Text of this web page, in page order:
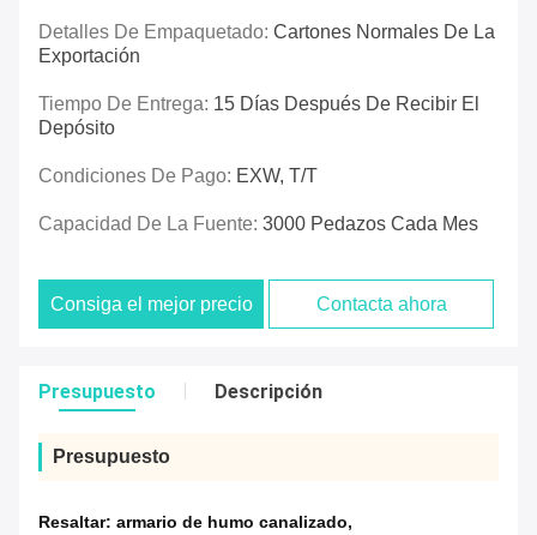
Detalles De Empaquetado: Cartones Normales De La
Exportación
Tiempo De Entrega: 15 Días Después De Recibir El
Depósito
Condiciones De Pago: EXW, T/T
Capacidad De La Fuente: 3000 Pedazos Cada Mes
Consiga el mejor precio Contacta ahora
Presupuesto Descripción
Presupuesto
Resaltar: armario de humo canalizado,